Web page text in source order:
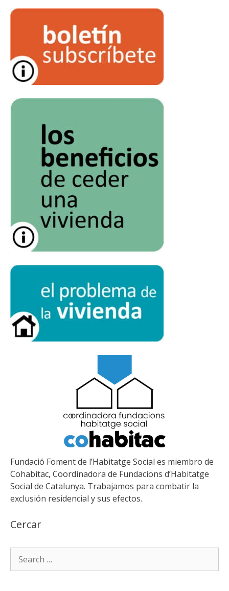
Fundació Foment de l’Habitatge Social es miembro de
Cohabitac, Coordinadora de Fundacions d’Habitatge
Social de Catalunya. Trabajamos para combatir la
exclusión residencial y sus efectos.
Cercar